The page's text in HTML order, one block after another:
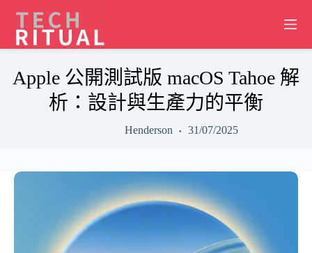
content
Apple 公開測試版 macOS Tahoe 解
析：設計與生產力的平衡
Henderson 31/07/2025